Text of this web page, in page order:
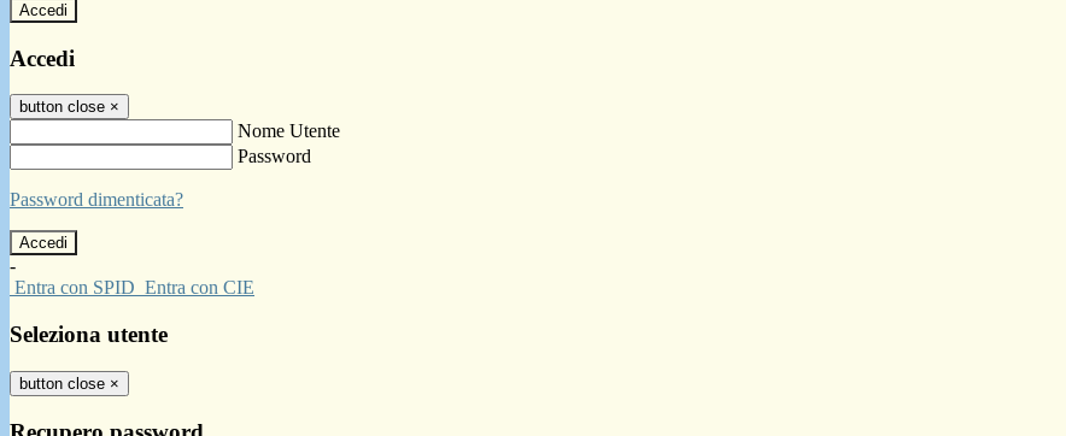
Accedi
Accedi
button close ×
Nome Utente
Password
Password dimenticata?
-
Entra con SPID Entra con CIE
Seleziona utente
button close ×